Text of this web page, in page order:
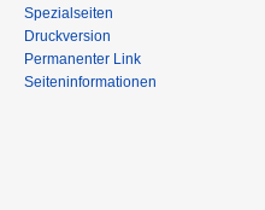
Spezialseiten
Druckversion
Permanenter Link
Seiteninformationen